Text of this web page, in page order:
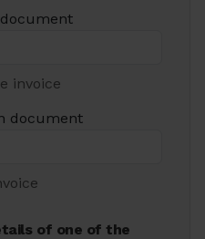
invoice
document
of one of the